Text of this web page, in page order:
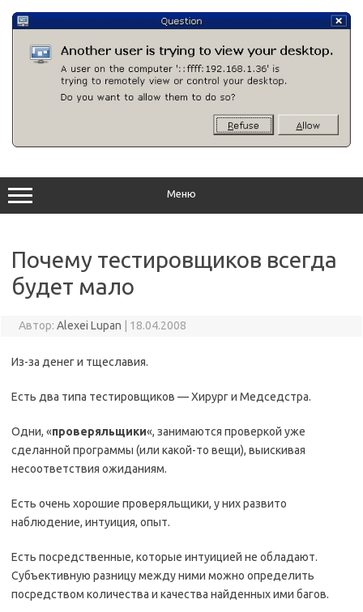
содержимому
Меню
Почему тестировщиков всегда
будет мало
Автор: Alexei Lupan 18.04.2008
Из-за денег и тщеславия.
Есть два типа тестировщиков — Хирург и Медседстра.
Одни, «проверяльщики«, занимаются проверкой уже
сделанной программы (или какой-то вещи), выискивая
несоответствия ожиданиям.
Есть очень хорошие проверяльщики, у них развито
наблюдение, интуиция, опыт.
Есть посредственные, которые интуицией не обладают.
Субъективную разницу между ними можно определить
посредством количества и качества найденных ими багов.